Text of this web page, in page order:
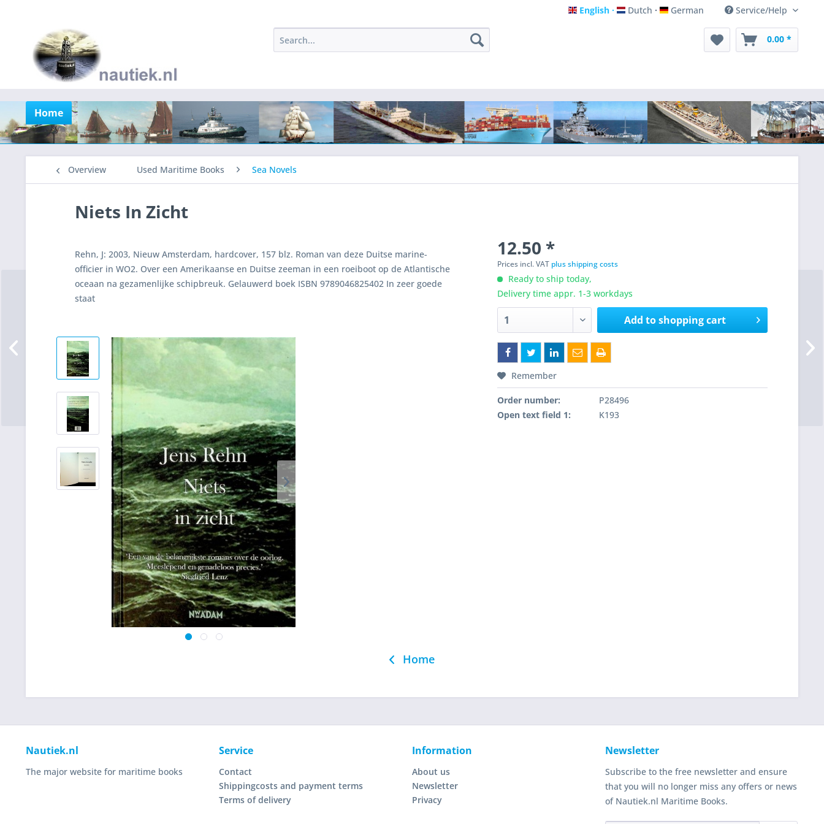
English
English Dutch
Dutch German
German Service/Help
0.00 *
Home
Overview Used Maritime Books Sea Novels
Niets In Zicht
Rehn, J: 2003, Nieuw Amsterdam, hardcover, 157 blz. Roman van deze Duitse marine-
officier in WO2. Over een Amerikaanse en Duitse zeeman in een roeiboot op de Atlantische
oceaan na gezamenlijke schipbreuk. Gelauwerd boek ISBN 9789046825402 In zeer goede
staat
12.50 *
Prices incl. VAT plus shipping costs
Ready to ship today,
Delivery time appr. 1-3 workdays
Add toshopping cart
Remember
Order number:
P28496
Open text field 1:
K193
Home
Nautiek.nl
The major website for maritime books
Service
Contact
Shippingcosts and payment terms
Terms of delivery
Information
About us
Newsletter
Privacy
Newsletter
Subscribe to the free newsletter and ensure
that you will no longer miss any offers or news
of Nautiek.nl Maritime Books.